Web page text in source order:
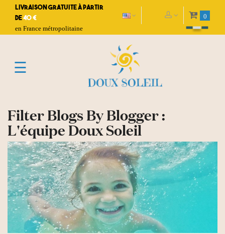
Livraison gratuite à partir
de40 €
en France métropolitaine
0
Toggle
navigation
☰
Filter Blogs By Blogger :
L'équipe Doux Soleil
READ MORE